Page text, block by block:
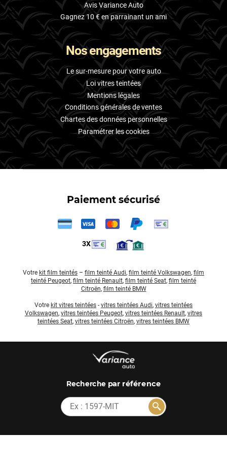
Tesla
Toyota
Volkswagen
Volvo
Xpeng
Avis Variance Auto
Gagnez 10 € en parrainant un ami
Nos engagements
Le sur-mesure pour votre auto
Loi vitres teintées
Mentions légales
Conditions générales de ventes
Chartes des données personnelles
Paramétrer les cookies
Paiement sécurisé
3X
Votre kit film teintés – film teinté Audi, film teinté Volkswagen, film
teinté Peugeot, film teinté Renault, film teinté Seat, film teinté
Citroën, film teinté BMW
Votre kit vitres teintées - vitres teintées Audi, vitres teintées
Volkswagen, vitres teintées Peugeot, vitres teintées Renault, vitres
teintées Seat, vitres teintées Citroën, vitres teintées BMW
Recherchepar référence